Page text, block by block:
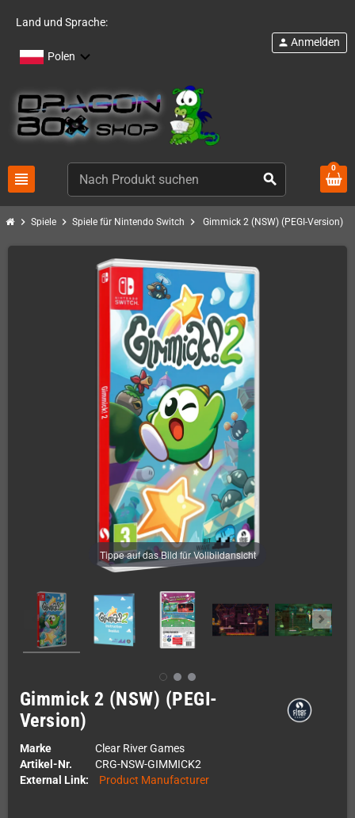
Land und Sprache:
Polen
view_headline search
person Anmelden
0
chevron_right Spiele chevron_right Spiele für Nintendo Switch chevron_right Gimmick 2 (NSW) (PEGI-Version)
Tippe auf das Bild für Vollbildansicht
Gimmick 2 (NSW) (PEGI-
Version)
Marke
Clear River Games
Artikel-Nr.
CRG-NSW-GIMMICK2
External Link:
Product Manufacturer